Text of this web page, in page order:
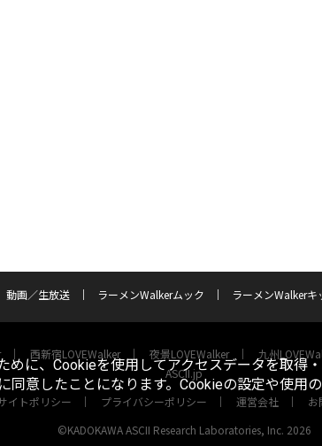
動画／生放送 ラーメンWalkerムック ラーメンWalkerキ
西新宿LOVEWalker 夜景LOVEWalker 九州
ASCII.jp
イトポリシー
プライバシーポリシー 運営会社
お
©KADOKAWA ASCII Research Laboratories, Inc. 2026
に、Cookieを使用してアクセスデータを取得
同意したことになります。Cookieの設定や使用